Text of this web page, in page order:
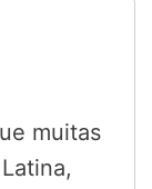
muitas